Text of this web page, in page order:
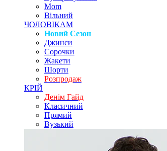
Mom
Вільний
ЧОЛОВІКАМ
Новий Сезон
Джинси
Сорочки
Жакети
Шорти
Розпродаж
КРІЙ
Денім Гайд
Класичний
Прямий
Вузький